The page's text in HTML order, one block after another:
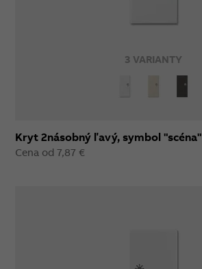
3 VARIANTY
Kryt 2násobný ľavý, symbol "scéna"
Cena od 7,87 €